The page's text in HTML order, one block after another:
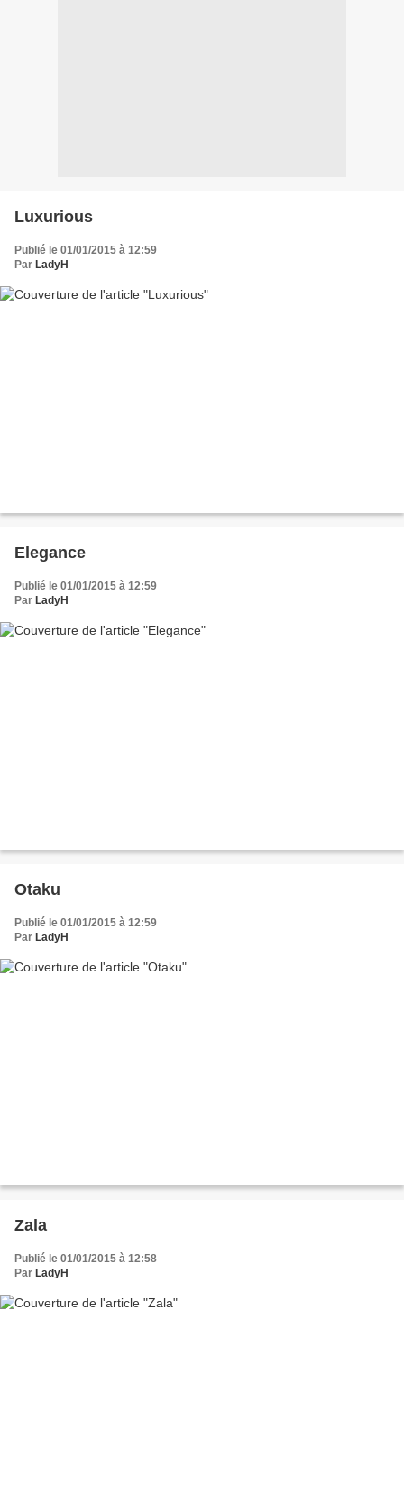
Luxurious
Publié le 01/01/2015 à 12:59
Par LadyH
Elegance
Publié le 01/01/2015 à 12:59
Par LadyH
Otaku
Publié le 01/01/2015 à 12:59
Par LadyH
Zala
Publié le 01/01/2015 à 12:58
Par LadyH